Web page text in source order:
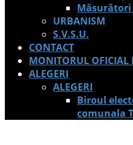
Măsurători
URBANISM
S.V.S.U.
CONTACT
MONITORUL OFICIAL
ALEGERI
ALEGERI
Biroul
comunala